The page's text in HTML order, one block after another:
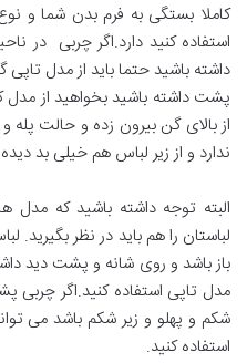
کاملا بستگی به فرم بدن شما و
استفاده کنید دارد.اگر چربی
داشته باشید حتما باید از مدل
پشت داشته باشید بخواهید از
از بالای گن بیرون زده و حالت پله
ندارد و از زیر لباس هم خیلی بد
البته توجه داشته باشید که مدل
لباستان را هم باید در نظر
باز باشد و روی شانه و پشت دید
مدل تاپی استفاده کنید.اگر
شکم و پهلو و زیر شکم باشد می
استفاده کنید.